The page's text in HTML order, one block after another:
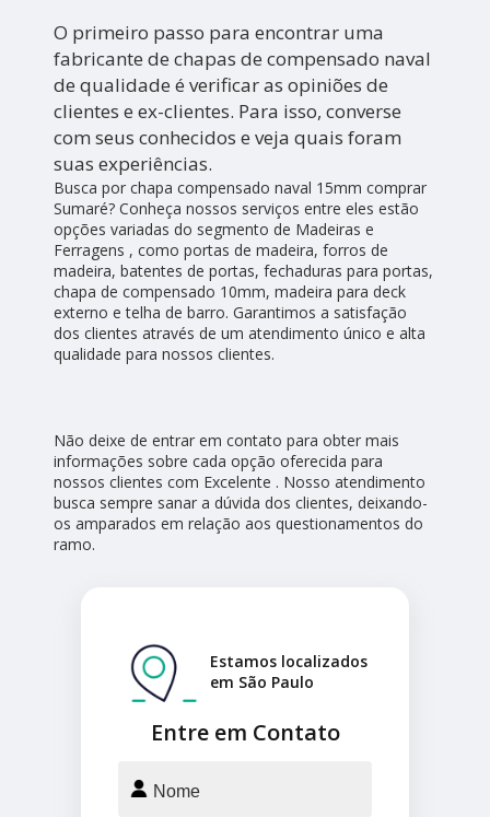
O primeiro passo para encontrar uma
fabricante de chapas de compensado naval
de qualidade é verificar as opiniões de
clientes e ex-clientes. Para isso, converse
com seus conhecidos e veja quais foram
suas experiências.
Busca por chapa compensado naval 15mm comprar
Sumaré? Conheça nossos serviços entre eles estão
opções variadas do segmento de Madeiras e
Ferragens , como portas de madeira, forros de
madeira, batentes de portas, fechaduras para portas,
chapa de compensado 10mm, madeira para deck
externo e telha de barro. Garantimos a satisfação
dos clientes através de um atendimento único e alta
qualidade para nossos clientes.
Não deixe de entrar em contato para obter mais
informações sobre cada opção oferecida para
nossos clientes com Excelente . Nosso atendimento
busca sempre sanar a dúvida dos clientes, deixando-
os amparados em relação aos questionamentos do
ramo.
Entre em Contato
Estamos localizados
em São Paulo